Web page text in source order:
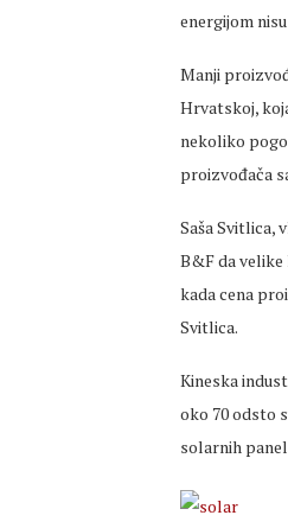
energijom
Manji
Hrvatskoj,
nekoliko
proizvođača
Saša Svitlica,
B&F da velike
kada cena
Svitlica.
Kineska
oko 70 odsto
solarnih